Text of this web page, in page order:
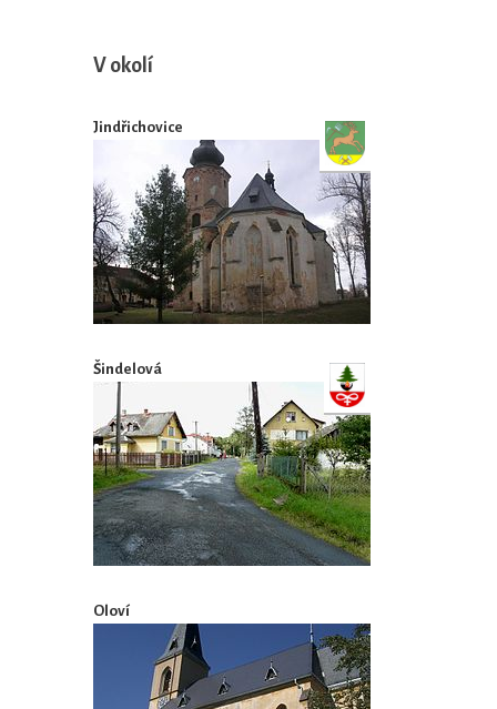
V okolí
Jindřichovice
Šindelová
Oloví